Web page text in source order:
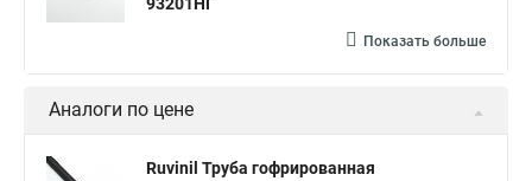
Показать больше
Аналоги по цене
Ruvinil Труба гофрированная